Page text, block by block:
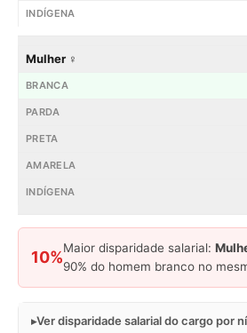
Mulher ♀
10%
Maior disparidade salarial:
90% do homem branco no
Ver disparidade salarial do cargo por